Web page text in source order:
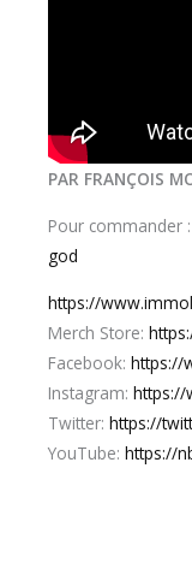
PAR FRANÇOIS
Pour commander :
god
https://
Merch Store:
Facebook: https://
Instagram: https://
Twitter: https://
YouTube: https://